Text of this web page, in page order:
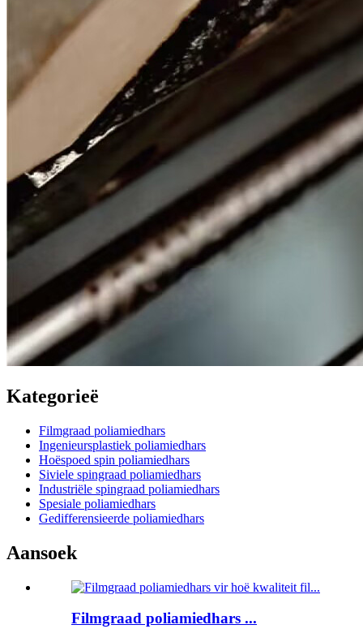
Kategorieë
Filmgraad poliamiedhars
Ingenieursplastiek poliamiedhars
Hoëspoed spin poliamiedhars
Siviele spingraad poliamiedhars
Industriële spingraad poliamiedhars
Spesiale poliamiedhars
Gedifferensieerde poliamiedhars
Aansoek
Filmgraad poliamiedhars ...